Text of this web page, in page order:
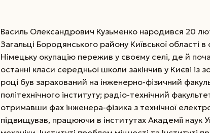
Василь Олександрович Кузьменко народився 20
Загальці Бородянського району Київської області в
Німецьку окупацію пережив у своєму селі, де й
останні класи середньої школи закінчив у Києві
році був зарахований на інженерно-фізичний
політехнічного інституту; радіо-технічний
отримавши фах інженера-фізика з технічної
підвищував, працюючи в інститутах Академії наук